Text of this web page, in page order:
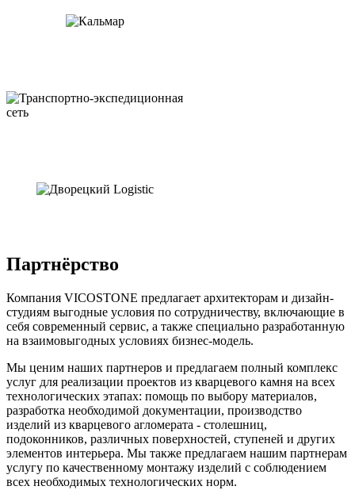
Партнёрство
Компания VICOSTONE предлагает архитекторам и дизайн-
студиям выгодные условия по сотрудничеству, включающие в
себя современный сервис, а также специально разработанную
на взаимовыгодных условиях бизнес-модель.
Мы ценим наших партнеров и предлагаем полный комплекс
услуг для реализации проектов из кварцевого камня на всех
технологических этапах: помощь по выбору материалов,
разработка необходимой документации, производство
изделий из кварцевого агломерата - столешниц,
подоконников, различных поверхностей, ступеней и других
элементов интерьера. Мы также предлагаем нашим партнерам
услугу по качественному монтажу изделий с соблюдением
всех необходимых технологических норм.